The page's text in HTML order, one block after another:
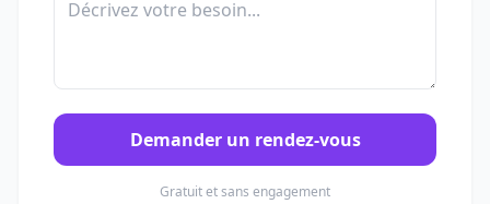
Demander un rendez-vous
Gratuit et sans engagement